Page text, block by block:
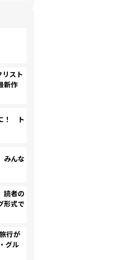
スト
新作
！ ト
みんな
読者の
形式で
行が
グル